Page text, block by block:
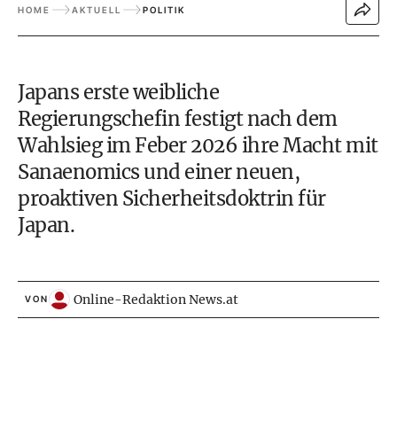
HOME AKTUELL POLITIK
Japans erste weibliche
Regierungschefin festigt nach dem
Wahlsieg im Feber 2026 ihre Macht mit
Sanaenomics und einer neuen,
proaktiven Sicherheitsdoktrin für
Japan.
VON Online-Redaktion News.at